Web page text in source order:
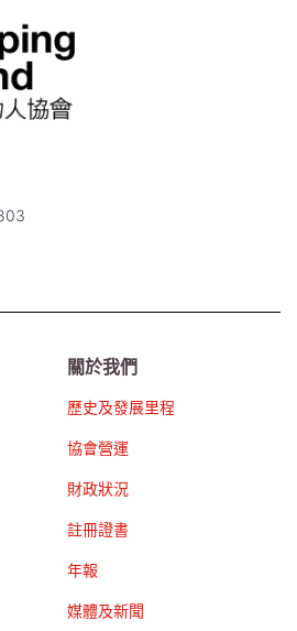
關於我們
歷史及發展里程
協會營運
財政狀況
註冊證書
年報
媒體及新聞